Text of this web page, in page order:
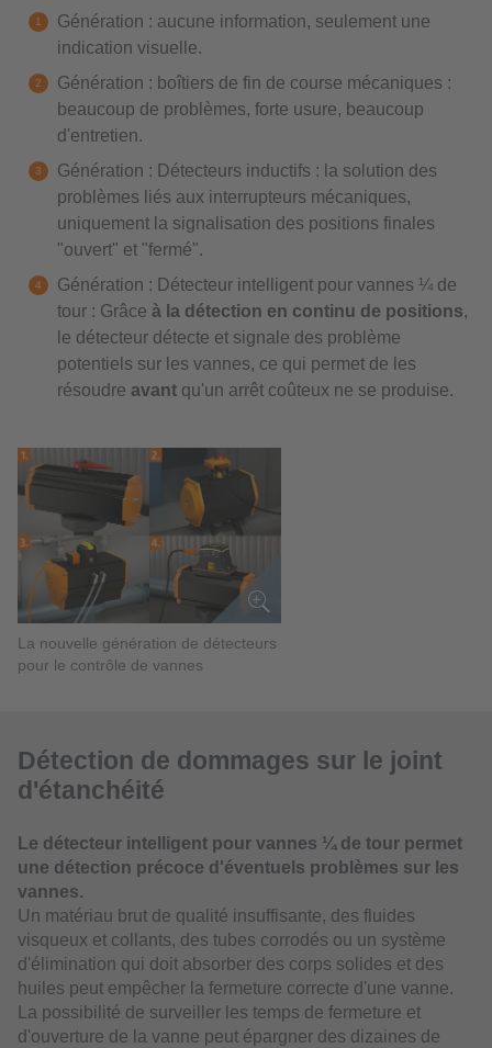
Génération : aucune information, seulement une
indication visuelle.
Génération : boîtiers de fin de course mécaniques :
beaucoup de problèmes, forte usure, beaucoup
d'entretien.
Génération : Détecteurs inductifs : la solution des
problèmes liés aux interrupteurs mécaniques,
uniquement la signalisation des positions finales
"ouvert" et "fermé".
Génération : Détecteur intelligent pour vannes ¼ de
tour : Grâce à la détection en continu de positions,
le détecteur détecte et signale des problème
potentiels sur les vannes, ce qui permet de les
résoudre avant qu'un arrêt coûteux ne se produise.
La nouvelle génération de détecteurs
pour le contrôle de vannes
Détection de dommages sur le joint
d'étanchéité
Le détecteur intelligent pour vannes ¼ de tour permet
une détection précoce d'éventuels problèmes sur les
vannes.
Un matériau brut de qualité insuffisante, des fluides
visqueux et collants, des tubes corrodés ou un système
d'élimination qui doit absorber des corps solides et des
huiles peut empêcher la fermeture correcte d'une vanne.
La possibilité de surveiller les temps de fermeture et
d'ouverture de la vanne peut épargner des dizaines de